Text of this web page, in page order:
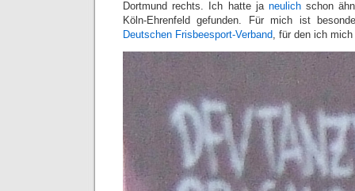
Dortmund rechts. Ich hatte ja neulichschon
Köln-Ehrenfeld gefunden. Für mich ist
Deutschen Frisbeesport-Verband, für den ich